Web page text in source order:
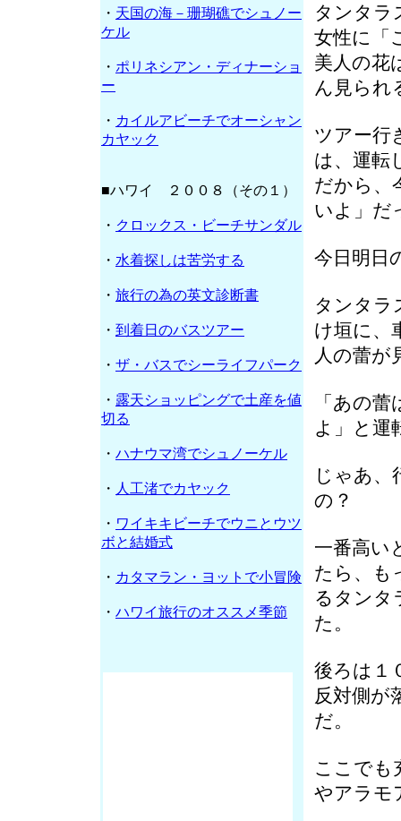
タンタラ
女性に「
美人の花
ん見られ
ツアー行
は、運転
だから、
いよ」だ
今日明日
タンタラ
け垣に、
人の蕾が
「あの
よ」と運
じゃあ、
の？
一番高い
たら、も
るタンタ
た。
後ろは１
反対側が
だ。
ここでも
やアラモ
・ 天国の海－珊瑚礁でシュノー
ケル
・ ポリネシアン・ディナーショ
ー
・ カイルアビーチでオーシャン
カヤック
■ハワイ ２００８（その１）
・ クロックス・ビーチサンダル
・ 水着探しは苦労する
・ 旅行の為の英文診断書
・ 到着日のバスツアー
・ ザ・バスでシーライフパーク
・ 露天ショッピングで土産を値
切る
・ ハナウマ湾でシュノーケル
・ 人工渚でカヤック
・ ワイキキビーチでウニとウツ
ボと結婚式
・ カタマラン・ヨットで小冒険
・ ハワイ旅行のオススメ季節